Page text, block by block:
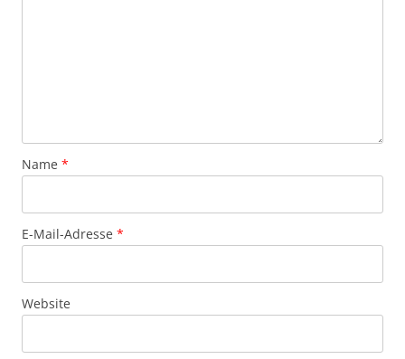
Name *
E-Mail-Adresse *
Website